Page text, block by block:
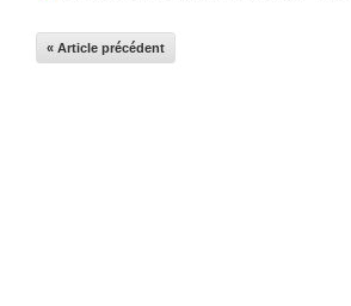
« Article précédent